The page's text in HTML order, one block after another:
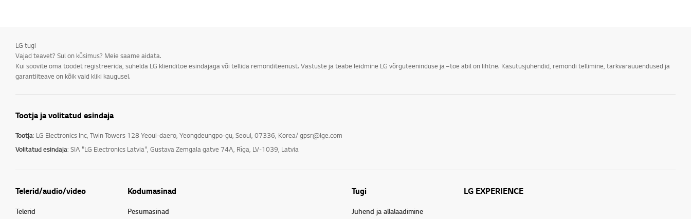
LG tugi
Vajad teavet? Sul on küsimus? Meie saame aidata.
Kui soovite oma toodet registreerida, suhelda LG klienditoe esindajaga või tellida remonditeenust. Vastuste ja teabe leidmine LG võrguteeninduse ja –toe abil on lihtne. Kasutusjuhendid, remondi tellimine, tarkvarauuendused ja
garantiiteave on kõik vaid kliki kaugusel.
Tootja ja volitatud esindaja
Tootja: LG Electronics Inc, Twin Towers 128 Yeoui-daero, Yeongdeungpo-gu, Seoul, 07336, Korea/ gpsr@lge.com
Volitatud esindaja: SIA "LG Electronics Latvia", Gustava Zemgala gatve 74A, Rīga, LV-1039, Latvia
Telerid/audio/video
Telerid
Kodumasinad
Pesumasinad
Tugi
Juhend ja allalaadimine
LG EXPERIENCE